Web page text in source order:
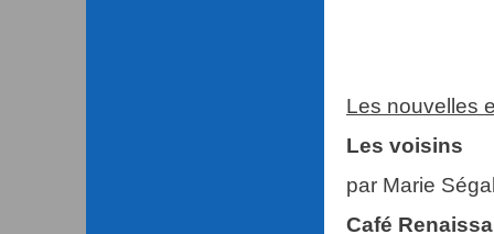
Les nouvelles
Les voisins
par Marie
Café